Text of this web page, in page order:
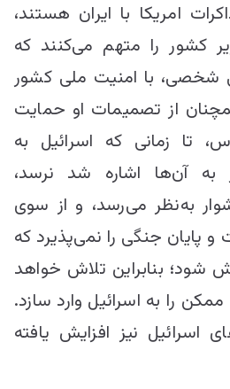
امریکا با ایران هستند،
کشور را متهم می‌کنند که
شخصی، با امنیت ملی کشور
از تصمیمات او حمایت
تا زمانی که اسرائیل به
آن‌ها اشاره شد نرسد،
به‌نظر می‌رسد، و از سوی
پایان جنگی را نمی‌پذیرد که
بنابراین تلاش خواهد
را به اسرائیل وارد سازد.
اسرائیل نیز افزایش یافته